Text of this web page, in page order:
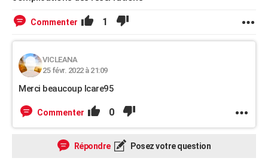
Commenter 1
VICLEANA
25 févr. 2022 à 21:09
Merci beaucoup lcare95
Commenter 0
Répondre Posez votre question